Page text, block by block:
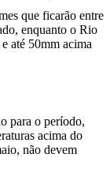
que ficarão entre
enquanto o Rio
até 50mm acima
para o período,
acima do
não devem